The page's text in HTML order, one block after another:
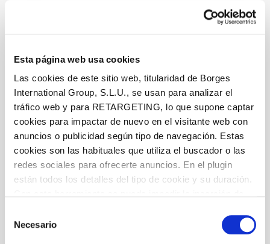
Esta página web usa cookies
Las cookies de este sitio web, titularidad de Borges
International Group, S.L.U., se usan para analizar el
tráfico web y para RETARGETING, lo que supone captar
cookies para impactar de nuevo en el visitante web con
anuncios o publicidad según tipo de navegación. Estas
cookies son las habituales que utiliza el buscador o las
redes sociales para ofrecerte anuncios. En el plugin
están todos los detalles del tipo de cookie y su duración.
la web aparece cómo evitar las cookies en el navegador.
Si se desea ver otra vez esta notificación navegar en
Necesario
Pack 55 Miniaturas PET 15ml Vinagre
de Vino